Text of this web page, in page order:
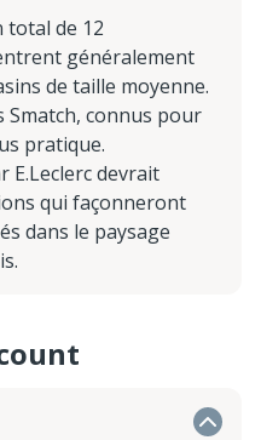
total de 12
généralement
de taille moyenne.
Smatch, connus pour
pratique.
E.Leclerc devrait
qui façonneront
dans le paysage